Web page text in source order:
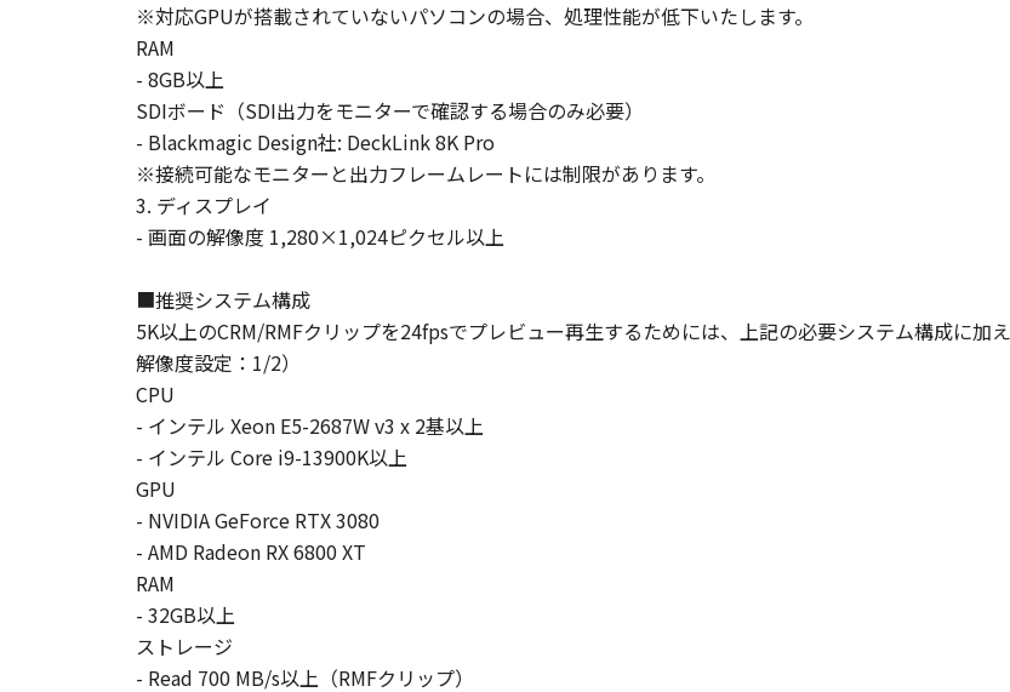
※対応GPUが搭載されていないパソコンの場合、処理性能が低下いたします。
RAM
- 8GB以上
SDIボード（SDI出力をモニターで確認する場合のみ必要）
- Blackmagic Design社: DeckLink 8K Pro
※接続可能なモニターと出力フレームレートには制限があります。
3. ディスプレイ
- 画面の解像度 1,280×1,024ピクセル以上
■推奨システム構成
5K以上のCRM/RMFクリップを24fpsでプレビュー再生するためには、上記の必要システム構成に加
解像度設定：1/2）
CPU
- インテル Xeon E5-2687W v3 x 2基以上
- インテル Core i9-13900K以上
GPU
- NVIDIA GeForce RTX 3080
- AMD Radeon RX 6800 XT
RAM
- 32GB以上
ストレージ
- Read 700 MB/s以上（RMFクリップ）